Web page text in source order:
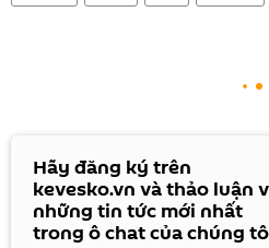
Hãy đăng ký trên
kevesko.vn và thảo luận
những tin tức mới nhất
trong ô chat của chúng